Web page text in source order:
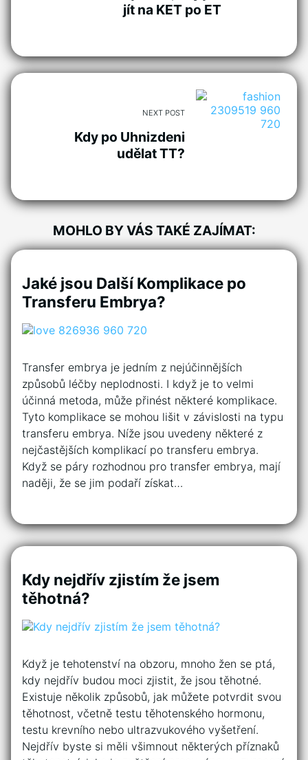
jít na KET po ET
NEXT POST
Kdy po Uhnizdeni
udělat TT?
MOHLO BY VÁS TAKÉ ZAJÍMAT:
Jaké jsou Další Komplikace po
Transferu Embrya?
Transfer embrya je jedním z nejúčinnějších
způsobů léčby neplodnosti. I když je to velmi
účinná metoda, může přinést některé komplikace.
Tyto komplikace se mohou lišit v závislosti na typu
transferu embrya. Níže jsou uvedeny některé z
nejčastějších komplikací po transferu embrya.
Když se páry rozhodnou pro transfer embrya, mají
naději, že se jim podaří získat…
Kdy nejdřív zjistím že jsem
těhotná?
Když je tehotenství na obzoru, mnoho žen se ptá,
kdy nejdřív budou moci zjistit, že jsou těhotné.
Existuje několik způsobů, jak můžete potvrdit svou
těhotnost, včetně testu těhotenského hormonu,
testu krevního nebo ultrazvukového vyšetření.
Nejdřív byste si měli všimnout některých příznaků